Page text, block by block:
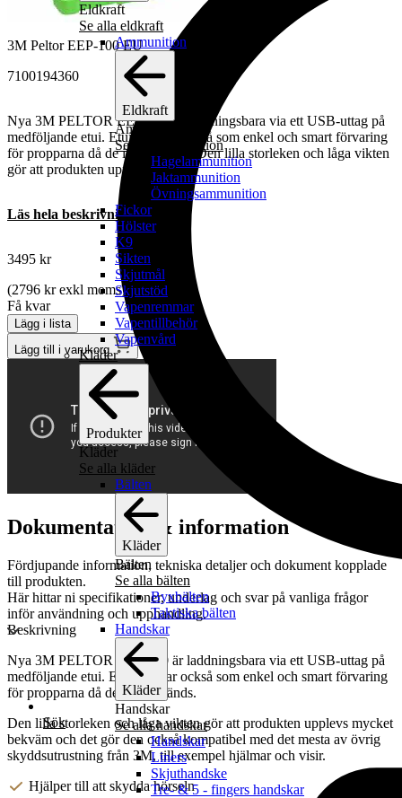
Eldkraft
Se alla eldkraft
Ammunition
Eldkraft
Ammunition
Se alla ammunition
Hagelammunition
Jaktammunition
Övningsammunition
Fickor
Hölster
K9
Sikten
Skjutmål
Skjutstöd
Vapenremmar
Vapentillbehör
Vapenvård
Kläder
Produkter
Kläder
Se alla kläder
Bälten
Kläder
Bälten
Se alla bälten
Byxbälten
Taktiska bälten
Handskar
Kläder
Handskar
Se alla handskar
Handskar
Liners
Skjuthandske
Tre- & 5 - fingers handskar
Sök
3M Peltor EEP-100 EU
7100194360
Nya 3M PELTOR EEP-100 är laddningsbara via ett USB-uttag på
medföljande etui. Etuiet tjänar också som enkel och smart förvaring
för propparna då de inte används.Den lilla storleken och låga vikten
gör att produkten upplevs…
Läs hela beskrivningen
3495 kr
(2796 krexkl moms)
Få kvar
Lägg i lista
Lägg till i varukorg
Dokumentation & information
Fördjupande information, tekniska detaljer och dokument kopplade
till produkten.
Här hittar ni specifikationer, underlag och svar på vanliga frågor
inför användning och upphandling.
Beskrivning
Nya 3M PELTOR EEP-100 är laddningsbara via ett USB-uttag på
medföljande etui. Etuiet tjänar också som enkel och smart förvaring
för propparna då de inte används.
Den lilla storleken och låga vikten gör att produkten upplevs mycket
bekväm och det gör den också kompatibel med det mesta av övrig
skyddsutrustning från 3M, till exempel hjälmar och visir.
Hjälper till att skydda hörseln